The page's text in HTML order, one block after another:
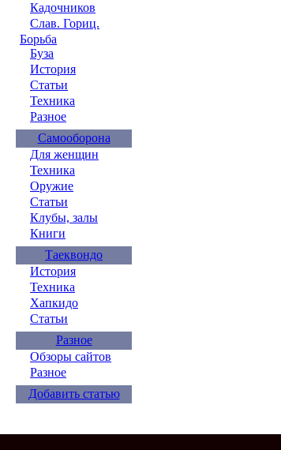
Кадочников
Слав. Гориц.
Борьба
Буза
История
Статьи
Техника
Разное
Самооборона
Для женщин
Техника
Оружие
Статьи
Клубы, залы
Книги
Таеквондо
История
Техника
Хапкидо
Статьи
Разное
Обзоры сайтов
Разное
Добавить статью